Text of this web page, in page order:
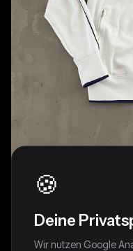
🍪
Deine
Wir nutzen Google